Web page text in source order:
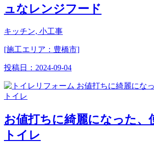
ュなレンジフード
キッチン, 小工事
[施工エリア：豊橋市]
投稿日： 2024-09-04
お値打ちに綺麗になった、
トイレ